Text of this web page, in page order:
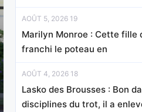
AOÛT 5, 2026 19
Marilyn Monroe : Cette fille
franchi le poteau en
AOÛT 4, 2026 18
Lasko des Brousses : Bon
disciplines du trot, il a